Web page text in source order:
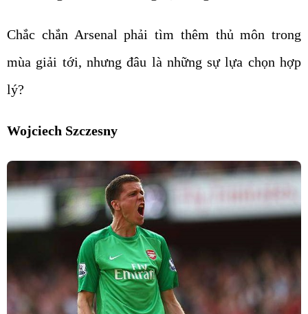
Chắc chắn Arsenal phải tìm thêm thủ môn trong
mùa giải tới, nhưng đâu là những sự lựa chọn hợp
lý?
Wojciech Szczesny